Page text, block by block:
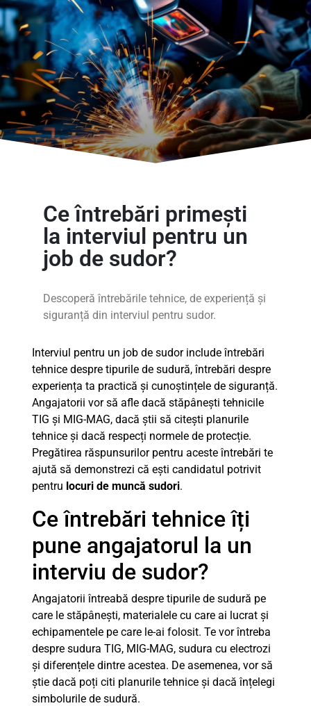
Ce întrebări primești
la interviul pentru un
job de sudor?
Descoperă întrebările tehnice, de experiență și
siguranță din interviul pentru sudor.
Interviul pentru un job de sudor include întrebări
tehnice despre tipurile de sudură, întrebări despre
experiența ta practică și cunoștințele de siguranță.
Angajatorii vor să afle dacă stăpânești tehnicile
TIG și MIG-MAG, dacă știi să citești planurile
tehnice și dacă respecți normele de protecție.
Pregătirea răspunsurilor pentru aceste întrebări te
ajută să demonstrezi că ești candidatul potrivit
pentru locuri de muncă sudori.
Ce întrebări tehnice îți
pune angajatorul la un
interviu de sudor?
Angajatorii întreabă despre tipurile de sudură pe
care le stăpânești, materialele cu care ai lucrat și
echipamentele pe care le-ai folosit. Te vor întreba
despre sudura TIG, MIG-MAG, sudura cu electrozi
și diferențele dintre acestea. De asemenea, vor să
știe dacă poți citi planurile tehnice și dacă înțelegi
simbolurile de sudură.